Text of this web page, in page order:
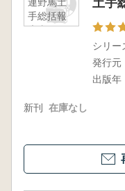
手総括報
告書
土手
シリー
発行元
出版年
新刊 在庫なし